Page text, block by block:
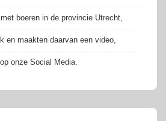
boeren in de provincie Utrecht,
en maakten daarvan een video,
onze Social Media.